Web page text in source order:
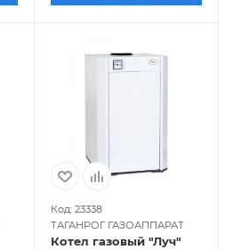
Код: 23338
ТАГАНРОГ ГАЗОАППАРАТ
Котел газовый "Луч"